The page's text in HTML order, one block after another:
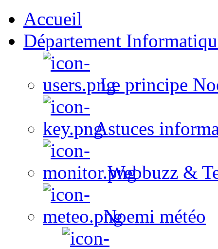
Accueil
Département
Le principe
Astuces
Webbuzz &
Noemi météo